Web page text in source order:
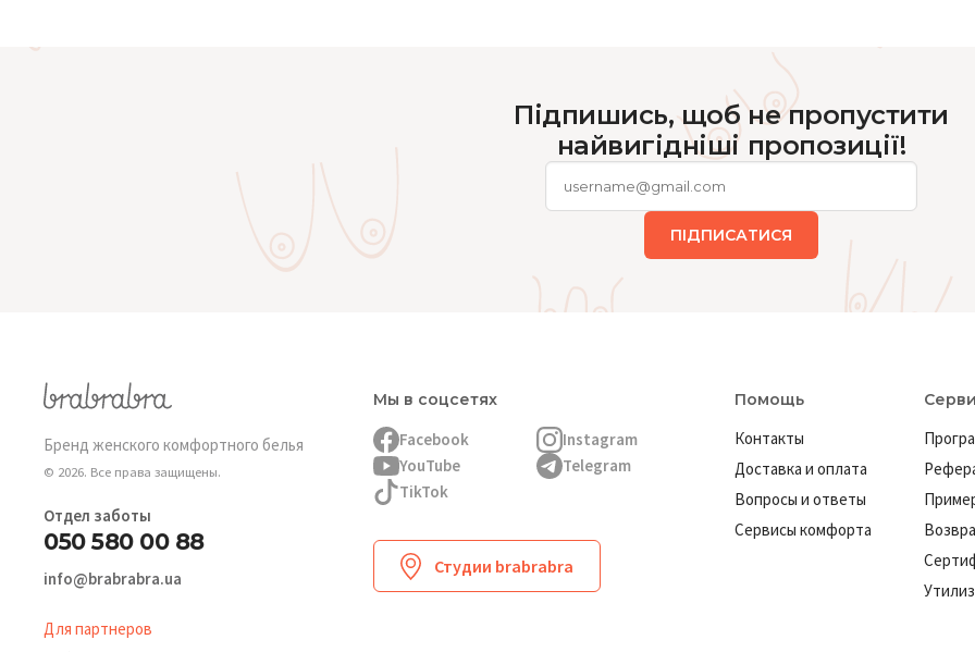
Підпишись, щоб не пропустити
найвигідніші пропозиції!
ПІДПИСАТИСЯ
Бренд женского комфортного белья
© 2026. Все права защищены.
Отдел заботы
050 580 00 88
info@brabrabra.ua
Для партнеров
Мы в соцсетях
Facebook
Instagram
YouTube
Telegram
TikTok
Студии brabrabra
Помощь
Контакты
Доставка и оплата
Вопросы и ответы
Сервисы комфорта